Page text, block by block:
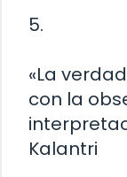
5.
«La
con la
Kalantri